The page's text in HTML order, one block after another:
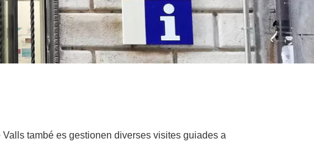
també es gestionen diverses visites guiades a